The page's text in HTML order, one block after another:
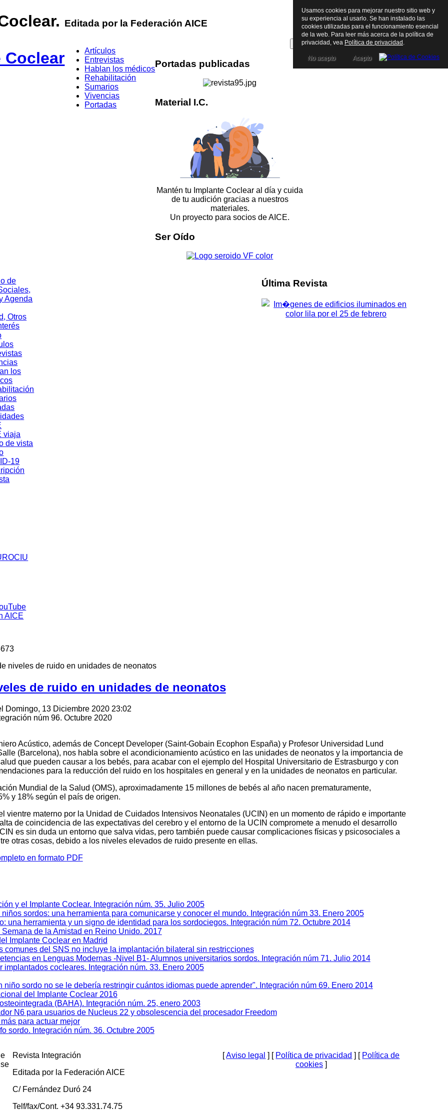
Editada por la Federación AICE
Artículos
Entrevistas
Hablan los médicos
Rehabilitación
Sumarios
Vivencias
Portadas
Portadas publicadas
Material I.C.
Mantén tu Implante Coclear al día y cuida
de tu audición gracias a nuestros
materiales.
Un proyecto para socios de AICE.
Ser Oído
Última Revista
los
viaja
de vista
19
niveles de ruido en unidades de neonatos
de ruido en unidades de neonatos
Domingo, 13 Diciembre 2020 23:02
núm 96. Octubre 2020
Acústico, además de Concept Developer (Saint-Gobain Ecophon España) y Profesor Universidad Lund
(Barcelona), nos habla sobre el acondicionamiento acústico en las unidades de neonatos y la importancia de
que pueden causar a los bebés, para acabar con el ejemplo del Hospital Universitario de Estrasburgo y con
para la reducción del ruido en los hospitales en general y en la unidades de neonatos en particular.
Mundial de la Salud (OMS), aproximadamente 15 millones de bebés al año nacen prematuramente,
y 18% según el país de origen.
vientre materno por la Unidad de Cuidados Intensivos Neonatales (UCIN) en un momento de rápido e importante
de coincidencia de las expectativas del cerebro y el entorno de la UCIN compromete a menudo el desarrollo
es sin duda un entorno que salva vidas, pero también puede causar complicaciones físicas y psicosociales a
otras cosas, debido a los niveles elevados de ruido presente en ellas.
en formato PDF
y el Implante Coclear. Integración núm. 35. Julio 2005
sordos: una herramienta para comunicarse y conocer el mundo. Integración núm 33. Enero 2005
una herramienta y un signo de identidad para los sordociegos. Integración núm 72. Octubre 2014
de la Amistad en Reino Unido. 2017
Implante Coclear en Madrid
comunes del SNS no incluye la implantación bilateral sin restricciones
en Lenguas Modernas -Nivel B1- Alumnos universitarios sordos. Integración núm 71. Julio 2014
implantados cocleares. Integración núm. 33. Enero 2005
niño sordo no se le debería restringir cuántos idiomas puede aprender". Integración núm 69. Enero 2014
del Implante Coclear 2016
(BAHA). Integración núm. 25, enero 2003
N6 para usuarios de Nucleus 22 y obsolescencia del procesador Freedom
para actuar mejor
sordo. Integración núm. 36. Octubre 2005
Revista Integración
Editada por la Federación AICE
C/ Fernández Duró 24
Telf/fax/Cont. +34 93.331.74.75
[Aviso legal ] [ Política de privacidad ] [ Política de
cookies]
Usamos cookies para mejorar nuestro sitio web y
su experiencia al usarlo. Se han instalado las
cookies utilizadas para el funcionamiento esencial
de la web. Para leer más acerca de la política de
privacidad, vea Política de privacidad .
No acepto Acepto